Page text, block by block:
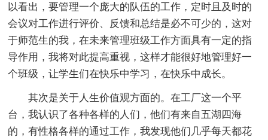
以看出，要管理一个庞大的队伍的工作，定时且及时的
会议对工作进行评价、反馈和总结是必不可少的，这对
于师范生的我，在未来管理班级工作方面具有一定的指
导作用，我将对此提高重视，这样才能很好地管理好一
个班级，让学生们在快乐中学习，在快乐中成长。
其次是关于人生价值观方面的。在工厂这一个平
台，我认识了各种各样的人们，他们有来自五湖四海
的，有性格各样的通过工作，我发现他们几乎每天都花